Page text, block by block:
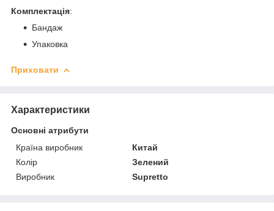
Комплектація:
Бандаж
Упаковка
Приховати
Характеристики
Основні атрибути
Країна виробник
Китай
Колір
Зелений
Виробник
Supretto